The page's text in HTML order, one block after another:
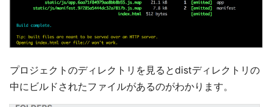
プロジェクトのディレクトリを見るとdistディレクトリの
中にビルドされたファイルがあるのがわかります。